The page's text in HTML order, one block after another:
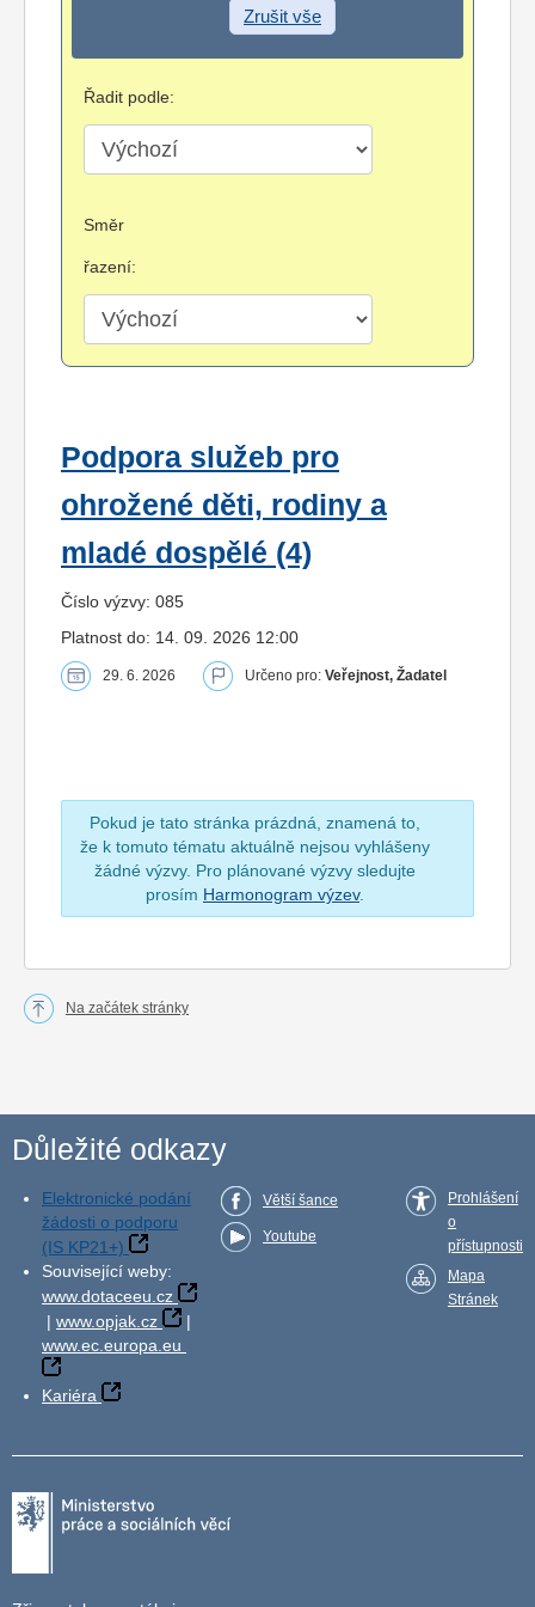
Zrušit vše
Řadit podle:
Směr
řazení:
Podpora služeb pro
ohrožené děti, rodiny a
mladé dospělé (4)
Číslo výzvy: 085
Platnost do: 14. 09. 2026 12:00
29. 6. 2026 Určeno pro: Veřejnost, Žadatel
Pokud je tato stránka prázdná, znamená to,
že k tomuto tématu aktuálně nejsou vyhlášeny
žádné výzvy. Pro plánované výzvy sledujte
prosím Harmonogram výzev.
Na začátek stránky
Důležité odkazy
Elektronické podání
žádosti o podporu
(IS KP21+)
Související weby:
www.dotaceeu.cz
| www.opjak.cz
|
www.ec.europa.eu
Kariéra
Větší šance
Youtube
Prohlášení
o
přístupnosti
Mapa
Stránek